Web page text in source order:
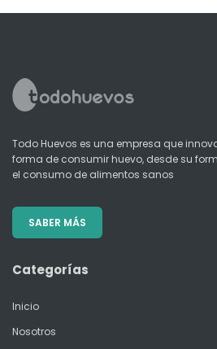
Todo Huevos es una empresa que
forma de consumir huevo, desde su
el consumo de alimentos sanos
SABER MÁS
Categorías
Inicio
Nosotros